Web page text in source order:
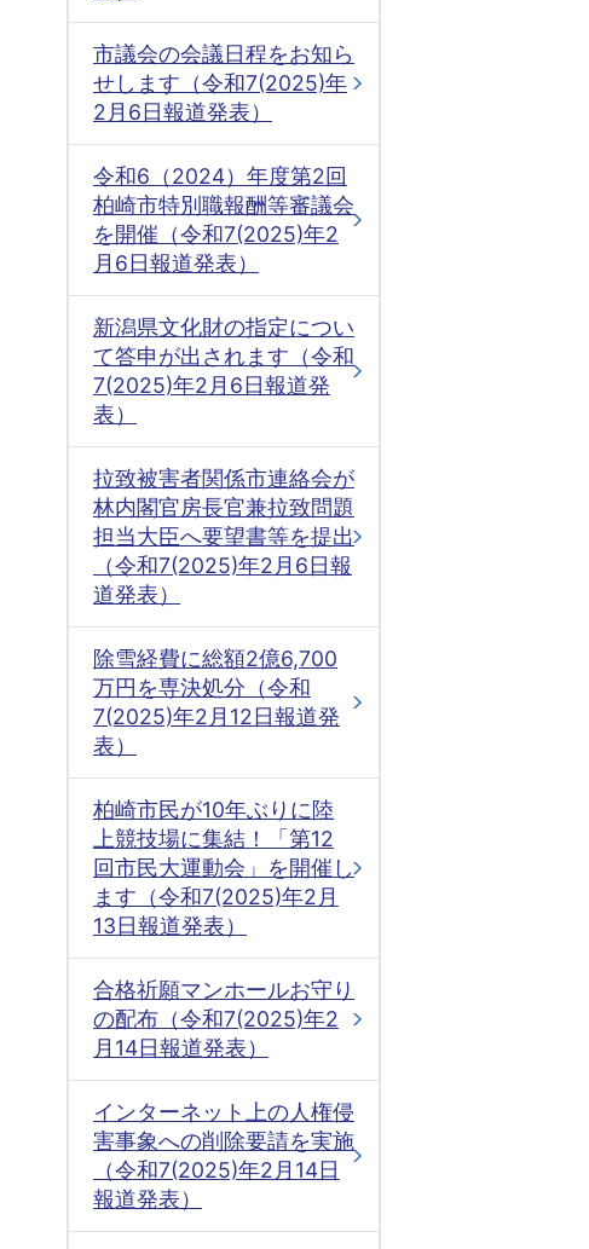
市議会の会議日程をお知ら
せします（令和7(2025)年
2月6日報道発表）
令和6（2024）年度第2回
柏崎市特別職報酬等審議会
を開催（令和7(2025)年2
月6日報道発表）
新潟県文化財の指定につい
て答申が出されます（令和
7(2025)年2月6日報道発
表）
拉致被害者関係市連絡会が
林内閣官房長官兼拉致問題
担当大臣へ要望書等を提出
（令和7(2025)年2月6日報
道発表）
除雪経費に総額2億6,700
万円を専決処分（令和
7(2025)年2月12日報道発
表）
柏崎市民が10年ぶりに陸
上競技場に集結！「第12
回市民大運動会」を開催し
ます（令和7(2025)年2月
13日報道発表）
合格祈願マンホールお守り
の配布（令和7(2025)年2
月14日報道発表）
インターネット上の人権侵
害事象への削除要請を実施
（令和7(2025)年2月14日
報道発表）